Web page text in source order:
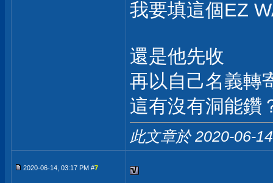
我要填這個EZ
還是他先收
再以自己名義轉
這有沒有洞能鑽
此文章於 2020-06-
2020-06-14, 03:17 PM #7